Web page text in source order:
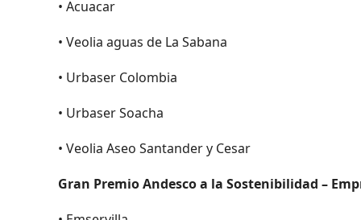
• Acuacar
• Veolia aguas de La Sabana
• Urbaser Colombia
• Urbaser Soacha
• Veolia Aseo Santander y Cesar
Gran Premio Andesco a la Sostenibilidad –